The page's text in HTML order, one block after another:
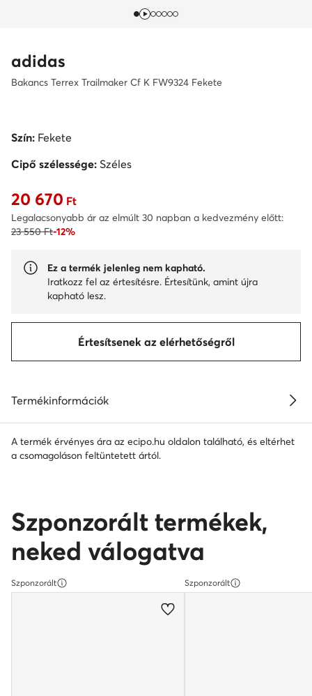
adidas
Bakancs Terrex Trailmaker Cf K FW9324 Fekete
Szín: Fekete
Cipő szélessége: Széles
Aktuális ár 20 670 Ft
20 670 Ft
Legalacsonyabb ár az elmúlt 30 napban a kedvezmény előtt:
23 550 Ft-12%
Ez a termék jelenleg nem kapható.
Iratkozz fel az értesítésre. Értesítünk, amint újra
kapható lesz.
Értesítsenek az elérhetőségről
Termékinformációk
A termék érvényes ára az ecipo.hu oldalon található, és eltérhet
a csomagoláson feltüntetett ártól.
Szponzorált termékek,
neked válogatva
Szponzorált Szponzorált